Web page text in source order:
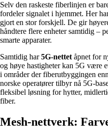
Selv den raskeste fiberlinjen er
fordeler signalet i hjemmet. Her
gjort en stor forskjell. De gir
håndtere flere enheter samtidig –
smarte apparater.
Samtidig har5G-nettet åpnet for
og høye hastigheter kan 5G være
i områder der fiberutbyggingen
norske operatører tilbyr nå 5G-
fleksibel løsning for hytter,
fiber.
Mesh-nettverk: